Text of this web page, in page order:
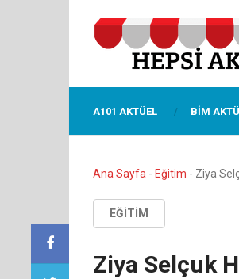
A101 AKTÜEL BIM
Ana Sayfa - Eğitim - Ziya
EĞITIM
Ziya Selçuk